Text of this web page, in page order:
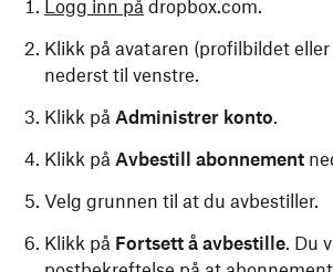
Logg inn på dropbox.com.
Klikk på avataren (profilbildet
nederst til venstre.
Klikk på Administrer konto.
Klikk på Avbestill abonnement
Velg grunnen til at du avbestiller.
Klikk på Fortsett å avbestille. Du